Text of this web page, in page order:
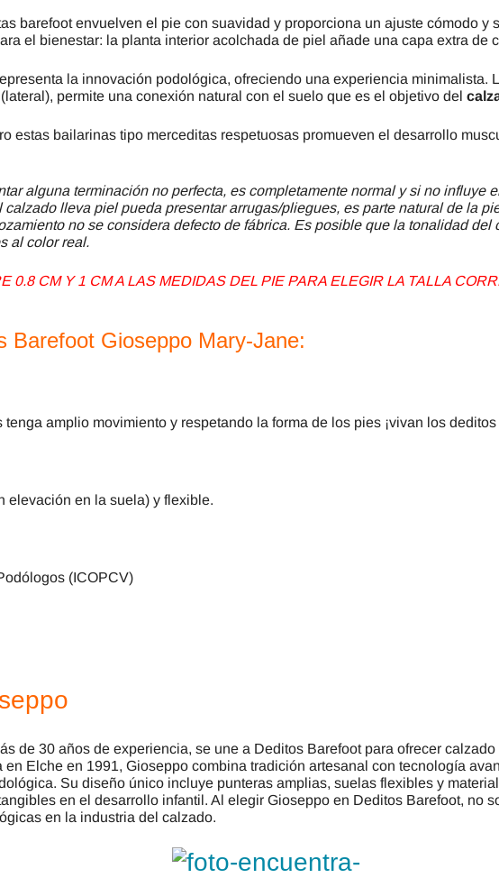
barefoot envuelven el pie con suavidad y proporciona un ajuste cómodo y
el bienestar: la planta interior acolchada de piel añade una capa extra de
la innovación podológica, ofreciendo una experiencia minimalista.
permite una conexión natural con el suelo que es el objetivo del
estas bailarinas tipo merceditas respetuosas promueven el desarrollo
alguna terminación no perfecta, es completamente normal y si no influye
lleva piel pueda presentar arrugas/pliegues, es parte natural de la
no se considera defecto de fábrica. Es posible que la tonalidad
al color real.
0.8 CM Y 1 CM A LAS MEDIDAS DEL PIE PARA ELEGIR LA TALLA
Barefoot Gioseppo Mary-Jane:
tenga amplio movimiento y respetando la forma de los pies ¡vivan los deditos
elevación en la suela) y flexible.
(ICOPCV)
de 30 años de experiencia, se une a Deditos Barefoot para ofrecer
Elche en 1991, Gioseppo combina tradición artesanal con tecnología
Su diseño único incluye punteras amplias, suelas flexibles y
en el desarrollo infantil. Al elegir Gioseppo en Deditos Barefoot, no
en la industria del calzado.